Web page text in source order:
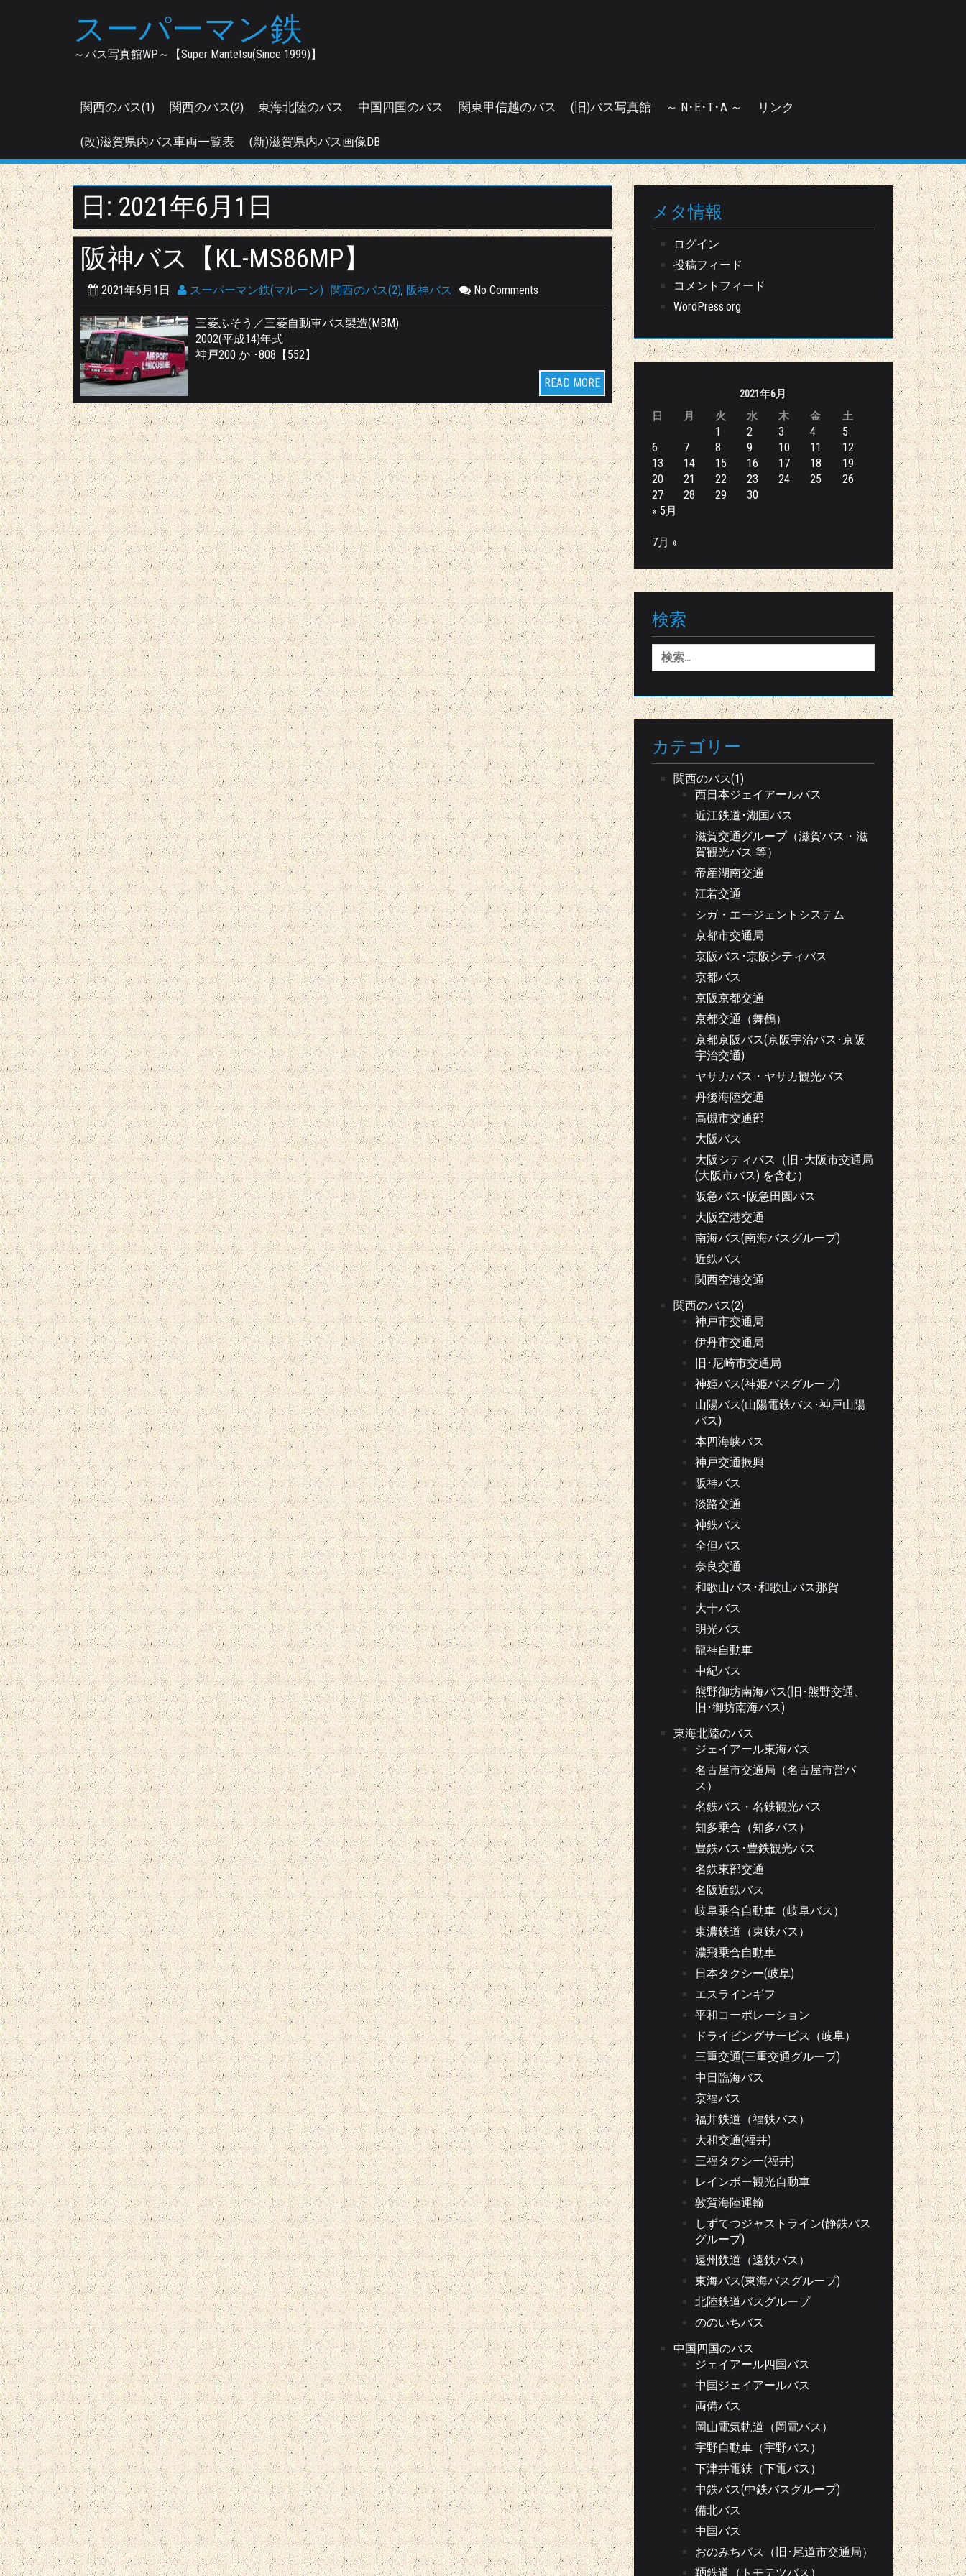
スーパーマン鉄
～バス写真館WP～【Super Mantetsu(Since 1999)】
関西のバス(1) 関西のバス(2) 東海北陸のバス 中国四国のバス 関東甲信越のバス (旧)バス写真館 ～ N･E･T･A ～ リンク
(改)滋賀県内バス車両一覧表 (新)滋賀県内バス画像DB
日: 2021年6月1日
阪神バス【KL-MS86MP】
2021年6月1日 スーパーマン鉄(マルーン) 関西のバス(2), 阪神バス No Comments
三菱ふそう／三菱自動車バス製造(MBM)
2002(平成14)年式
神戸200 か ･808【552】
READ MORE
メタ情報
ログイン
投稿フィード
コメントフィード
WordPress.org
2021年6月
日
月 火 水 木 金 土
1 2 3 4
5
6
7 8 9 10 11
12
13
14 15 16 17 18
19
20
21 22 23 24 25
26
27
28 29
30
« 5月
7月 »
検索
索:
カテゴリー
関西のバス(1)
西日本ジェイアールバス
近江鉄道･湖国バス
滋賀交通グループ（滋賀バス・滋
賀観光バス 等）
帝産湖南交通
江若交通
シガ・エージェントシステム
京都市交通局
京阪バス･京阪シティバス
京都バス
京阪京都交通
京都交通（舞鶴）
京都京阪バス(京阪宇治バス･京阪
宇治交通)
ヤサカバス・ヤサカ観光バス
丹後海陸交通
高槻市交通部
大阪バス
大阪シティバス（旧･大阪市交通局
(大阪市バス) を含む）
阪急バス･阪急田園バス
大阪空港交通
南海バス(南海バスグループ)
近鉄バス
関西空港交通
関西のバス(2)
神戸市交通局
伊丹市交通局
旧･尼崎市交通局
神姫バス(神姫バスグループ)
山陽バス(山陽電鉄バス･神戸山陽
バス)
本四海峡バス
神戸交通振興
阪神バス
淡路交通
神鉄バス
全但バス
奈良交通
和歌山バス･和歌山バス那賀
大十バス
明光バス
龍神自動車
中紀バス
熊野御坊南海バス(旧･熊野交通、
旧･御坊南海バス)
東海北陸のバス
ジェイアール東海バス
名古屋市交通局（名古屋市営バ
ス）
名鉄バス・名鉄観光バス
知多乗合（知多バス）
豊鉄バス･豊鉄観光バス
名鉄東部交通
名阪近鉄バス
岐阜乗合自動車（岐阜バス）
東濃鉄道（東鉄バス）
濃飛乗合自動車
日本タクシー(岐阜)
エスラインギフ
平和コーポレーション
ドライビングサービス（岐阜）
三重交通(三重交通グループ)
中日臨海バス
京福バス
福井鉄道（福鉄バス）
大和交通(福井)
三福タクシー(福井)
レインボー観光自動車
敦賀海陸運輸
しずてつジャストライン(静鉄バス
グループ)
遠州鉄道（遠鉄バス）
東海バス(東海バスグループ)
北陸鉄道バスグループ
ののいちバス
中国四国のバス
ジェイアール四国バス
中国ジェイアールバス
両備バス
岡山電気軌道（岡電バス）
宇野自動車（宇野バス）
下津井電鉄（下電バス）
中鉄バス(中鉄バスグループ)
備北バス
中国バス
おのみちバス（旧･尾道市交通局）
鞆鉄道（トモテツバス）